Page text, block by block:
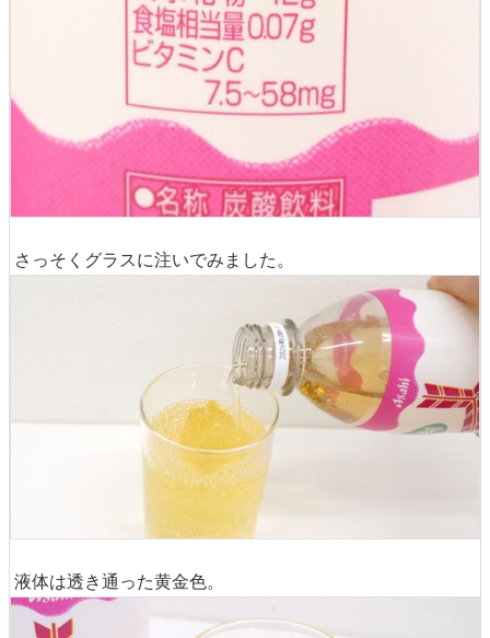
さっそくグラスに注いでみました。
液体は透き通った黄金色。